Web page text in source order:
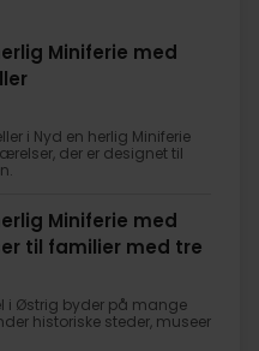
Miniferie med
i Nyd en herlig Miniferie
der er designet til
Miniferie med
til familier med tre
i Østrig byder på mange
historiske steder, museer